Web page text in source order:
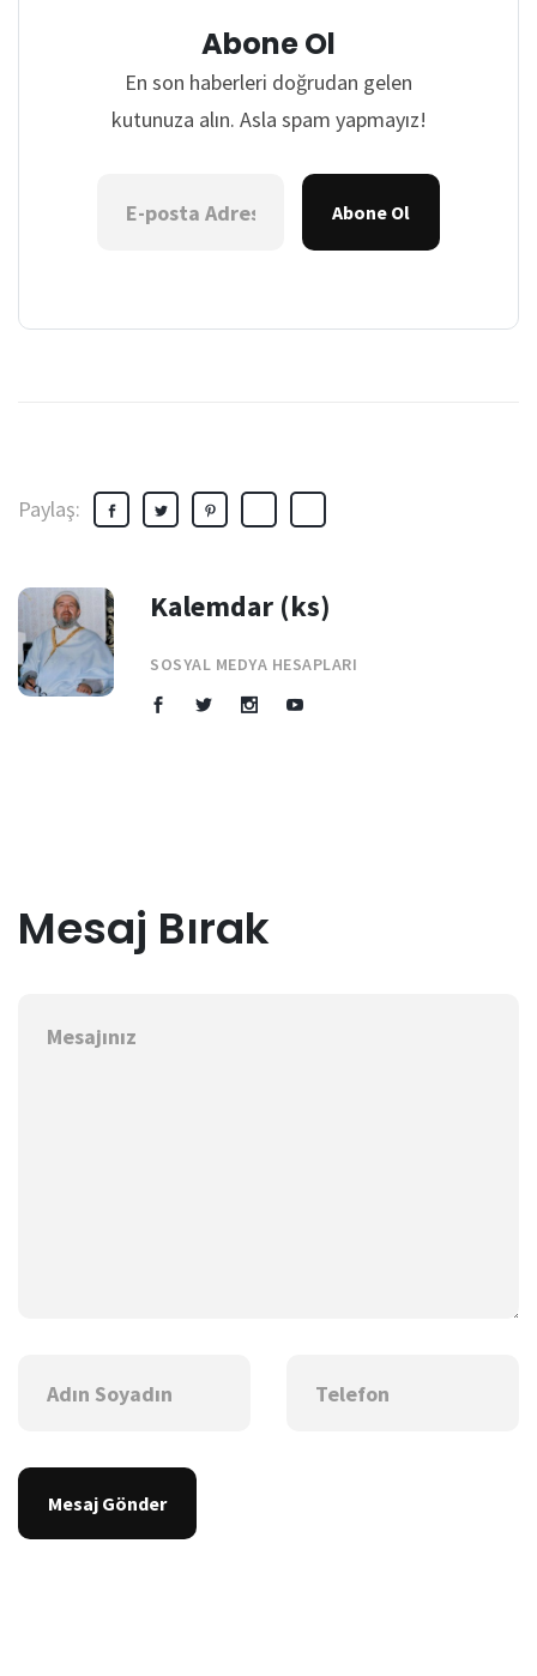
Abone Ol
En son haberleri doğrudan gelen
kutunuza alın. Asla spam yapmayız!
Abone Ol
Paylaş:
Kalemdar (ks)
SOSYAL MEDYA HESAPLARI
Mesaj Bırak
Mesaj Gönder